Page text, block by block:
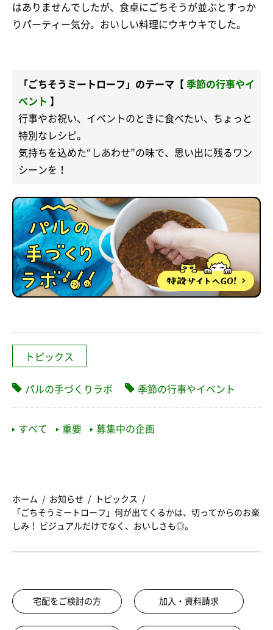
はありませんでしたが、食卓にごちそうが並ぶとすっか
りパーティー気分。おいしい料理にウキウキでした。
「ごちそうミートローフ」のテーマ【 季節の行事やイ
ベント 】
行事やお祝い、イベントのときに食べたい、ちょっと
特別なレシピ。
気持ちを込めた“しあわせ”の味で、思い出に残るワン
シーンを！
トピックス
パルの手づくりラボ 季節の行事やイベント
すべて 重要 募集中の企画
ホーム お知らせ
トピックス
「ごちそうミートローフ」何が出てくるかは、切ってからのお楽
しみ！ ビジュアルだけでなく、おいしさも◎。
宅配をご検討の方 加入・資料請求